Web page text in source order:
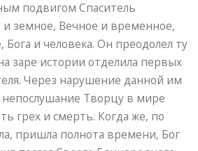
подвигом Спаситель
и земное, Вечное и временное,
и человека. Он преодолел ту
заре истории отделила первых
Через нарушение данной им
непослушание Творцу в мире
грех и смерть. Когда же, по
пришла полнота времени, Бог